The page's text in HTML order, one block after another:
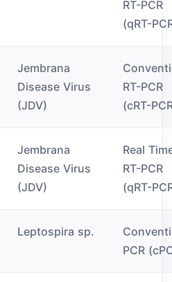
RT-PCR
(qRT-
Jembrana
Disease Virus
(JDV)
RT-PCR
(cRT-
Jembrana
Disease Virus
(JDV)
Real
RT-PCR
(qRT-
Leptospira sp.
PCR